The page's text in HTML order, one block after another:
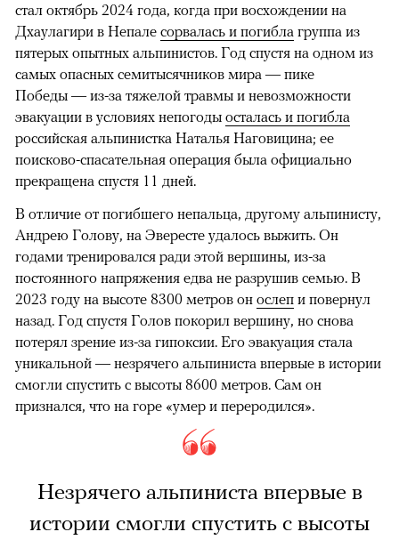
стал октябрь 2024 года, когда при восхождении на
Дхаулагири в Непале сорвалась и погибла группа из
пятерых опытных альпинистов. Год спустя на одном из
самых опасных семитысячников мира — пике
Победы — из-за тяжелой травмы и невозможности
эвакуации в условиях непогоды осталась и погибла
российская альпинистка Наталья Наговицина; ее
поисково-спасательная операция была официально
прекращена спустя 11 дней.
В отличие от погибшего непальца, другому альпинисту,
Андрею Голову, на Эвересте удалось выжить. Он
годами тренировался ради этой вершины, из-за
постоянного напряжения едва не разрушив семью. В
2023 году на высоте 8300 метров он ослеп и повернул
назад. Год спустя Голов покорил вершину, но снова
потерял зрение из-за гипоксии. Его эвакуация стала
уникальной — незрячего альпиниста впервые в истории
смогли спустить с высоты 8600 метров. Сам он
признался, что на горе «умер и переродился».
Незрячего альпиниста впервые в
истории смогли спустить с высоты